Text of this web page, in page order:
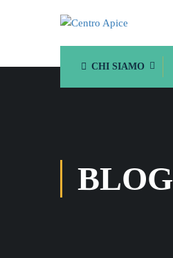
CHI SIAMO
BLOG